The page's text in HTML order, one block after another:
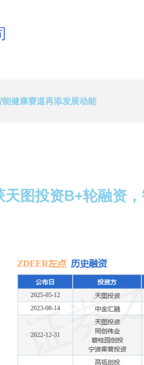
健康赛道再添发展动能
天图投资B+轮融资